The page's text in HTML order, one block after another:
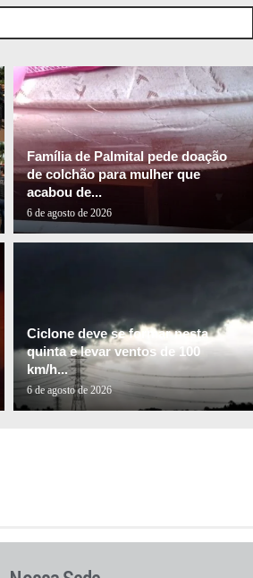
Família de Palmital pede doação
de colchão para mulher que
acabou de...
6 de agosto de 2026
Ciclone deve se formar nesta
quinta e levar ventos de 100
km/h...
6 de agosto de 2026